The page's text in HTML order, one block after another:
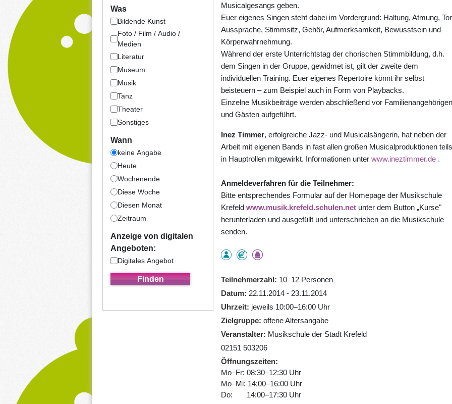
Was
Bildende Kunst
Foto / Film / Audio /
Medien
Literatur
Museum
Musik
Tanz
Theater
Sonstiges
Wann
keine Angabe
Heute
Wochenende
Diese Woche
Diesen Monat
Zeitraum
Anzeige von digitalen
Angeboten:
Digitales Angebot
Musicalgesangs geben.
Euer eigenes Singen steht dabei im Vordergrund: Haltung, Atmung,
Aussprache, Stimmsitz, Gehör, Aufmerksamkeit, Bewusstsein und
Körperwahrnehmung.
Während der erste Unterrichtstag der chorischen Stimmbildung, d.h.
dem Singen in der Gruppe, gewidmet ist, gilt der zweite dem
individuellen Training. Euer eigenes Repertoire könnt ihr selbst
beisteuern – zum Beispiel auch in Form von Playbacks.
Einzelne Musikbeiträge werden abschließend vor Familienangehörigen
und Gästen aufgeführt.
Inez Timmer, erfolgreiche Jazz- und Musicalsängerin, hat neben der
Arbeit mit eigenen Bands in fast allen großen Musicalproduktionen teils
in Hauptrollen mitgewirkt. Informationen unter www.ineztimmer.de .
Anmeldeverfahren für die Teilnehmer:
Bitte entsprechendes Formular auf der Homepage der Musikschule
Krefeld www.musik.krefeld.schulen.netunter dem Button „Kurse"
herunterladen und ausgefüllt und unterschrieben an die Musikschule
senden.
Teilnehmerzahl
10–12 Personen
Datum
22.11.2014 - 23.11.2014
Uhrzeit
jeweils 10:00–16:00 Uhr
Zielgruppe offene Altersangabe
Veranstalter
Musikschule der Stadt Krefeld
02151 503206
Öffnungszeiten
Mo–Fr: 08:30–12:30 Uhr
Mo–Mi: 14:00–16:00 Uhr
Do: 14:00–17:30 Uhr